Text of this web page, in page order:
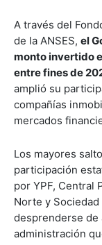
A través del
de la ANSES, el
monto invertido
entre fines de
amplió su
compañías
mercados
Los mayores
participación
por YPF, Central
Norte y
desprenderse de
administración